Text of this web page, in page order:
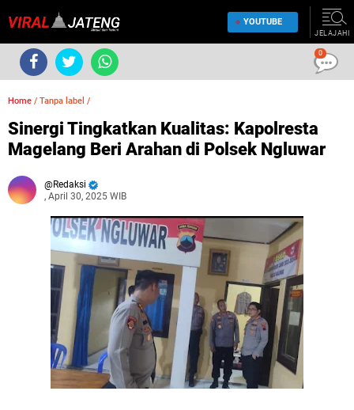
YOUTUBE
JELAJAHI
Home / Tanpa label /
Sinergi Tingkatkan Kualitas: Kapolresta
Magelang Beri Arahan di Polsek Ngluwar
Redaksi
, April 30, 2025 WIB
0